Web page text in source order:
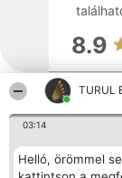
TURUL
03:14
Helló, örömmel
8.9